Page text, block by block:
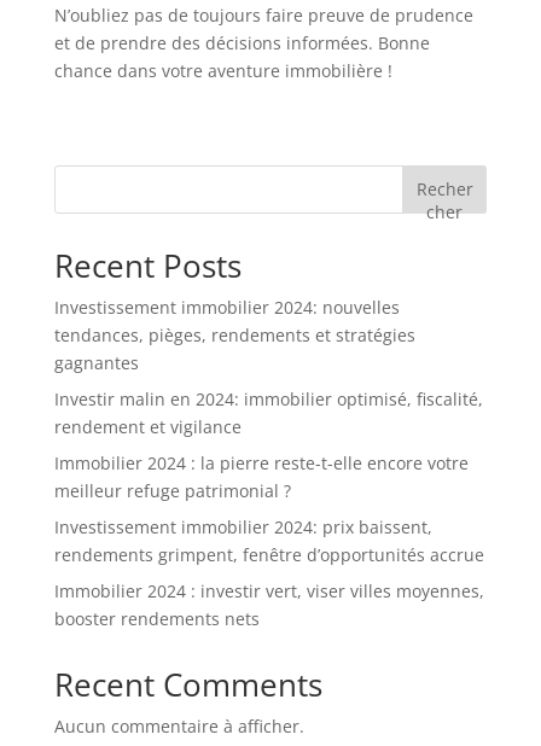
N’oubliez pas de toujours faire preuve de prudence
et de prendre des décisions informées. Bonne
chance dans votre aventure immobilière !
Recher
cher
Recent Posts
Investissement immobilier 2024: nouvelles
tendances, pièges, rendements et stratégies
gagnantes
Investir malin en 2024: immobilier optimisé, fiscalité,
rendement et vigilance
Immobilier 2024 : la pierre reste-t-elle encore votre
meilleur refuge patrimonial ?
Investissement immobilier 2024: prix baissent,
rendements grimpent, fenêtre d’opportunités accrue
Immobilier 2024 : investir vert, viser villes moyennes,
booster rendements nets
Recent Comments
Aucun commentaire à afficher.